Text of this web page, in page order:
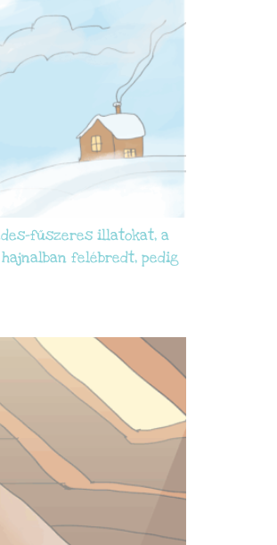
fűszeres illatokat, a
felébredt, pedig